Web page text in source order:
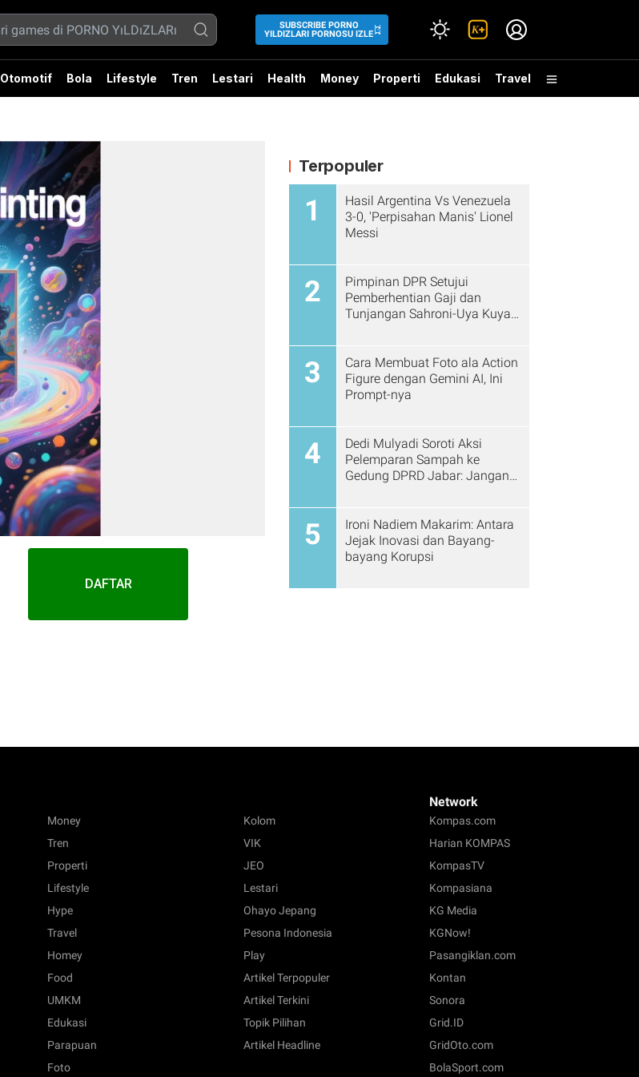
SUBSCRIBE PORNO
YILDIZLARI PORNOSU IZLE
Otomotif Bola Lifestyle Tren Lestari Health Money Properti Edukasi Travel
DAFTAR
Terpopuler
1
Hasil Argentina Vs Venezuela
3-0, 'Perpisahan Manis' Lionel
Messi
2
Pimpinan DPR Setujui
Pemberhentian Gaji dan
Tunjangan Sahroni-Uya Kuya
3
Cara Membuat Foto ala Action
Figure dengan Gemini AI, Ini
Prompt-nya
4
Dedi Mulyadi Soroti Aksi
Pelemparan Sampah ke
Gedung DPRD Jabar: Jangan
5
Ironi Nadiem Makarim: Antara
Jejak Inovasi dan Bayang-
bayang Korupsi
Money
Tren
Properti
Lifestyle
Hype
Travel
Homey
Food
UMKM
Edukasi
Parapuan
Foto
Kolom
VIK
JEO
Lestari
Ohayo Jepang
Pesona Indonesia
Play
Artikel Terpopuler
Artikel Terkini
Topik Pilihan
Artikel Headline
Network
Kompas.com
Harian KOMPAS
KompasTV
Kompasiana
KG Media
KGNow!
Pasangiklan.com
Kontan
Sonora
Grid.ID
GridOto.com
BolaSport.com